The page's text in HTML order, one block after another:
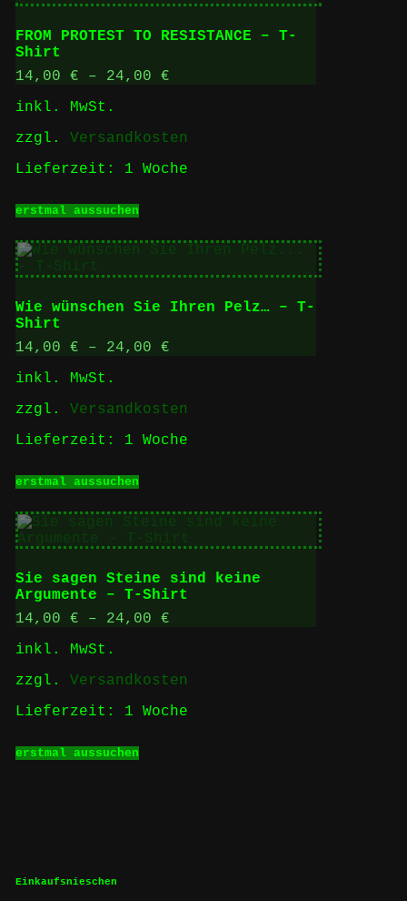
auf.
Optionen
auf
werden
FROM PROTEST TO RESISTANCE – T-
Shirt
14,00 € – 24,00 €
inkl. MwSt.
zzgl. Versandkosten
Lieferzeit: 1 Woche
erstmal aussuchenProdukt
mehrere
auf.
Die
Optionen
auf
werden
Wie wünschen Sie Ihren Pelz… – T-
Shirt
14,00 € – 24,00 €
inkl. MwSt.
zzgl. Versandkosten
Lieferzeit: 1 Woche
erstmal aussuchenProdukt
mehrere
Varianten
auf.
Die
Optionen
können
auf
werden
Sie sagen Steine sind keine
Argumente – T-Shirt
14,00 € – 24,00 €
inkl. MwSt.
zzgl. Versandkosten
Lieferzeit: 1 Woche
erstmal aussuchenProdukt
Einkaufsnieschen